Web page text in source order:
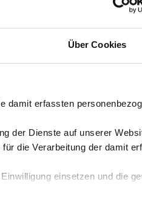
Über Cookies
damit erfassten
der Dienste auf unserer
die Verarbeitung der damit
einsetzen und die